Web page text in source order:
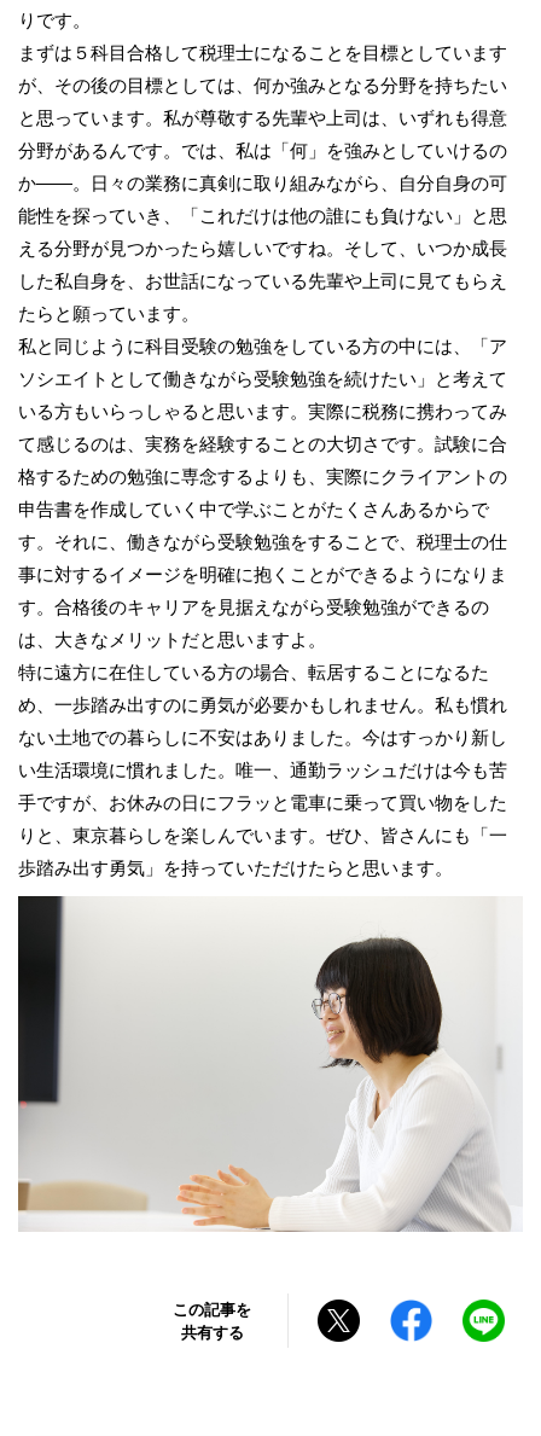
りです。
まずは５科目合格して税理士になることを目標としています
が、その後の目標としては、何か強みとなる分野を持ちたい
と思っています。私が尊敬する先輩や上司は、いずれも得意
分野があるんです。では、私は「何」を強みとしていけるの
か――。日々の業務に真剣に取り組みながら、自分自身の可
能性を探っていき、「これだけは他の誰にも負けない」と思
える分野が見つかったら嬉しいですね。そして、いつか成長
した私自身を、お世話になっている先輩や上司に見てもらえ
たらと願っています。
私と同じように科目受験の勉強をしている方の中には、「ア
ソシエイトとして働きながら受験勉強を続けたい」と考えて
いる方もいらっしゃると思います。実際に税務に携わってみ
て感じるのは、実務を経験することの大切さです。試験に合
格するための勉強に専念するよりも、実際にクライアントの
申告書を作成していく中で学ぶことがたくさんあるからで
す。それに、働きながら受験勉強をすることで、税理士の仕
事に対するイメージを明確に抱くことができるようになりま
す。合格後のキャリアを見据えながら受験勉強ができるの
は、大きなメリットだと思いますよ。
特に遠方に在住している方の場合、転居することになるた
め、一歩踏み出すのに勇気が必要かもしれません。私も慣れ
ない土地での暮らしに不安はありました。今はすっかり新し
い生活環境に慣れました。唯一、通勤ラッシュだけは今も苦
手ですが、お休みの日にフラッと電車に乗って買い物をした
りと、東京暮らしを楽しんでいます。ぜひ、皆さんにも「一
歩踏み出す勇気」を持っていただけたらと思います。
この記事を
共有する